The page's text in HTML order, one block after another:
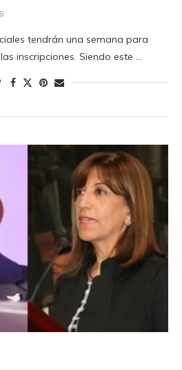
tendrán una semana para
inscripciones. Siendo este …